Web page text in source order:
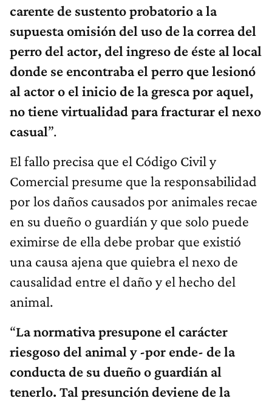
carente de sustento probatorio a la
supuesta omisión del uso de la correa del
perro del actor, del ingreso de éste al local
donde se encontraba el perro que lesionó
al actor o el inicio de la gresca por aquel,
no tiene virtualidad para fracturar el nexo
casual”.
El fallo precisa que el Código Civil y
Comercial presume que la responsabilidad
por los daños causados por animales recae
en su dueño o guardián y que solo puede
eximirse de ella debe probar que existió
una causa ajena que quiebra el nexo de
causalidad entre el daño y el hecho del
animal.
“La normativa presupone el carácter
riesgoso del animal y -por ende- de la
conducta de su dueño o guardián al
tenerlo. Tal presunción deviene de la